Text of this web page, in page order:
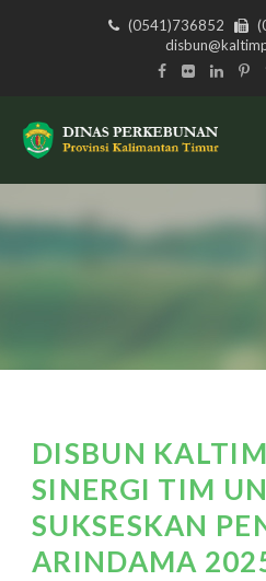
(0541)736852
DISBUN
SINERGI TIM
SUKSESKAN
ARINDAMA